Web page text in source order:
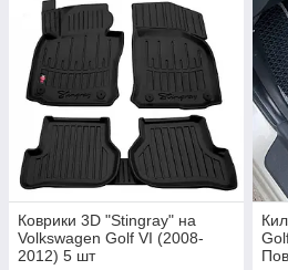
Коврики 3D "Stingray" на
Volkswagen Golf VI (2008-
2012) 5 шт